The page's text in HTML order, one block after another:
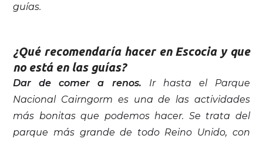
guías.
¿Qué recomendaría hacer en Escocia y que
no está en las guías?
Dar de comer a renos. Ir hasta el Parque
Nacional Cairngorm es una de las actividades
más bonitas que podemos hacer. Se trata del
parque más grande de todo Reino Unido, con